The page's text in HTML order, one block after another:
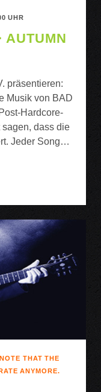
UHR
AUTUMN
präsentieren:
Musik von BAD
Hardcore-
sagen, dass die
Jeder Song…
THAT THE
ANYMORE.